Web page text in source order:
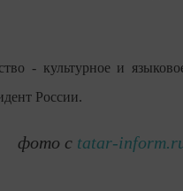
- культурное и
России.
фото с tatar-